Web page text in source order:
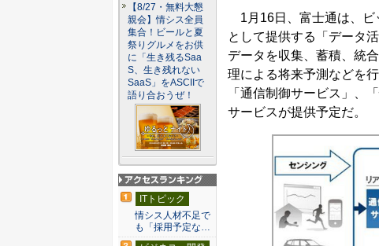
1月16日、富士通は、ビ
として提供する「データ
データを収集、蓄積、統
理による将来予測などを
「通信制御サービス」、
サービスが提供予定だ。
【8/27・無料大懇
親会】情シス全員
集合！ビールと夏
祭りグルメをお供
に「生き残るSaa
S、生き残れない
SaaS」をASCIIで
語り合おうぜ！
アクセスランキン
グ
ITトピック
情シス人材不足で
も「採用予定な…